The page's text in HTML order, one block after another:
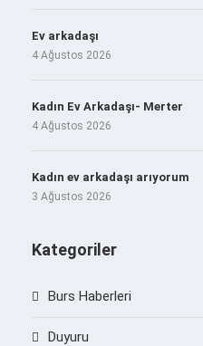
Ev arkadaşı
4 Ağustos 2026
Kadın Ev Arkadaşı- Merter
4 Ağustos 2026
Kadın ev arkadaşı arıyorum
3 Ağustos 2026
Kategoriler
Burs Haberleri
Duyuru